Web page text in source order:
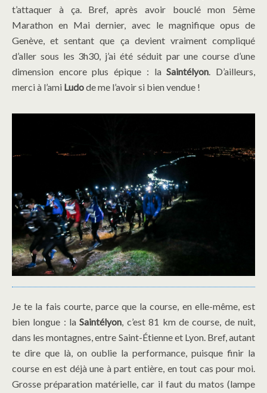
t’attaquer à ça. Bref, après avoir bouclé mon 5ème
Marathon en Mai dernier, avec le magnifique opus de
Genève, et sentant que ça devient vraiment compliqué
d’aller sous les 3h30, j’ai été séduit par une course d’une
dimension encore plus épique : laSaintélyon. D’ailleurs,
merci à l’ami Ludode me l’avoir si bien vendue !
Je te la fais courte, parce que la course, en elle-même, est
bien longue : laSaintélyon , c’est 81 km de course, de nuit,
dans les montagnes, entre Saint-Étienne et Lyon. Bref, autant
te dire que là, on oublie la performance, puisque finir la
course en est déjà une à part entière, en tout cas pour moi.
Grosse préparation matérielle, car il faut du matos (lampe